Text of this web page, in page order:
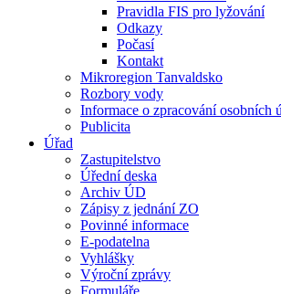
Pravidla FIS pro lyžování
Odkazy
Počasí
Kontakt
Mikroregion Tanvaldsko
Rozbory vody
Informace o zpracování osobních
Publicita
Úřad
Zastupitelstvo
Úřední deska
Archiv ÚD
Zápisy z jednání ZO
Povinné informace
E-podatelna
Vyhlášky
Výroční zprávy
Formuláře